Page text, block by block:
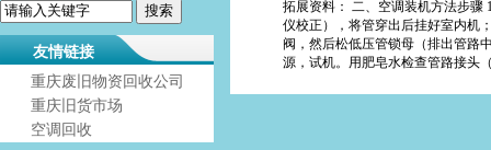
友情链接
重庆废旧物资回收公司
重庆旧货市场
空调回收
拓展资料： 二、空调装机方法步骤
仪校正），将管穿出后挂好室内机
阀，然后松低压管锁母（排出管路
源，试机。用肥皂水检查管路接头